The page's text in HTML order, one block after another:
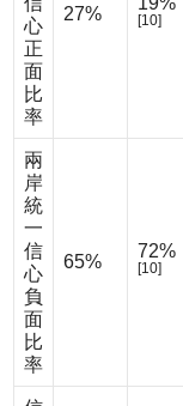
心
正
面
比
率
27% [10]
兩
岸
統
一
信
心
負
面
比
率
65%
72%
[10]